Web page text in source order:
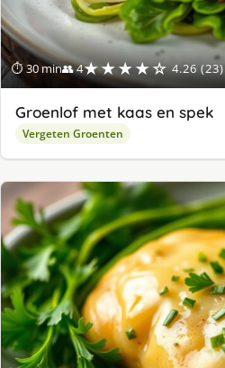
⏱ 30 min👥 4★★★★☆ 4.26 (23)
Groenlof met kaas en spek
Vergeten Groenten